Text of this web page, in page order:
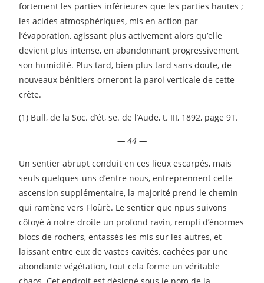
fortement les parties inférieures que les parties hautes ;
les acides atmosphériques, mis en action par
l’évaporation, agissant plus activement alors qu’elle
devient plus intense, en abandonnant progressivement
son humidité. Plus tard, bien plus tard sans doute, de
nouveaux bénitiers orneront la paroi verticale de cette
crête.
(1) Bull, de la Soc. d’ét, se. de l’Aude, t. III, 1892, page 9T.
— 44 —
Un sentier abrupt conduit en ces lieux escarpés, mais
seuls quelques-uns d’entre nous, entreprennent cette
ascension supplémentaire, la majorité prend le chemin
qui ramène vers Floùrè. Le sentier que npus suivons
côtoyé à notre droite un profond ravin, rempli d’énormes
blocs de rochers, entassés les mis sur les autres, et
laissant entre eux de vastes cavités, cachées par une
abondante végétation, tout cela forme un véritable